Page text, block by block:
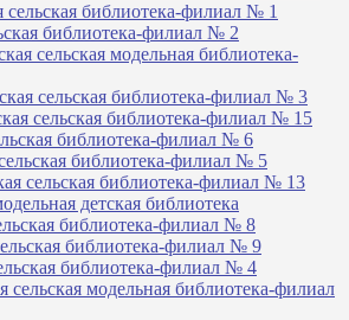
библиотека-филиал № 1
библиотека-филиал № 2
сельская модельная библиотека-
сельская библиотека-филиал № 3
сельская библиотека-филиал № 15
библиотека-филиал № 6
библиотека-филиал № 5
сельская библиотека-филиал № 13
детская библиотека
библиотека-филиал № 8
библиотека-филиал № 9
библиотека-филиал № 4
сельская модельная библиотека-филиал